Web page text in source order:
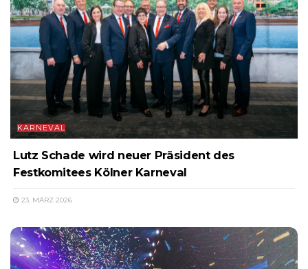
KARNEVAL
Lutz Schade wird neuer Präsident des
Festkomitees Kölner Karneval
23. MÄRZ 2026